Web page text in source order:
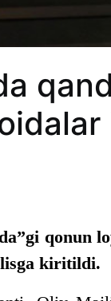
qonun
kiritildi.